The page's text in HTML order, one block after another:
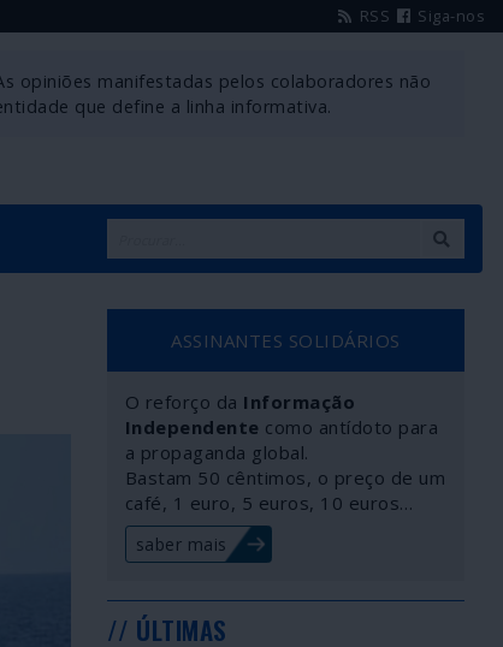
RSS Siga-nos
opiniões manifestadas pelos colaboradores não
que define a linha informativa.
ASSINANTES SOLIDÁRIOS
O reforço da Informação
Independente como antídoto para
a propaganda global.
Bastam 50 cêntimos, o preço de um
café, 1 euro, 5 euros, 10 euros…
saber mais
// ÚLTIMAS